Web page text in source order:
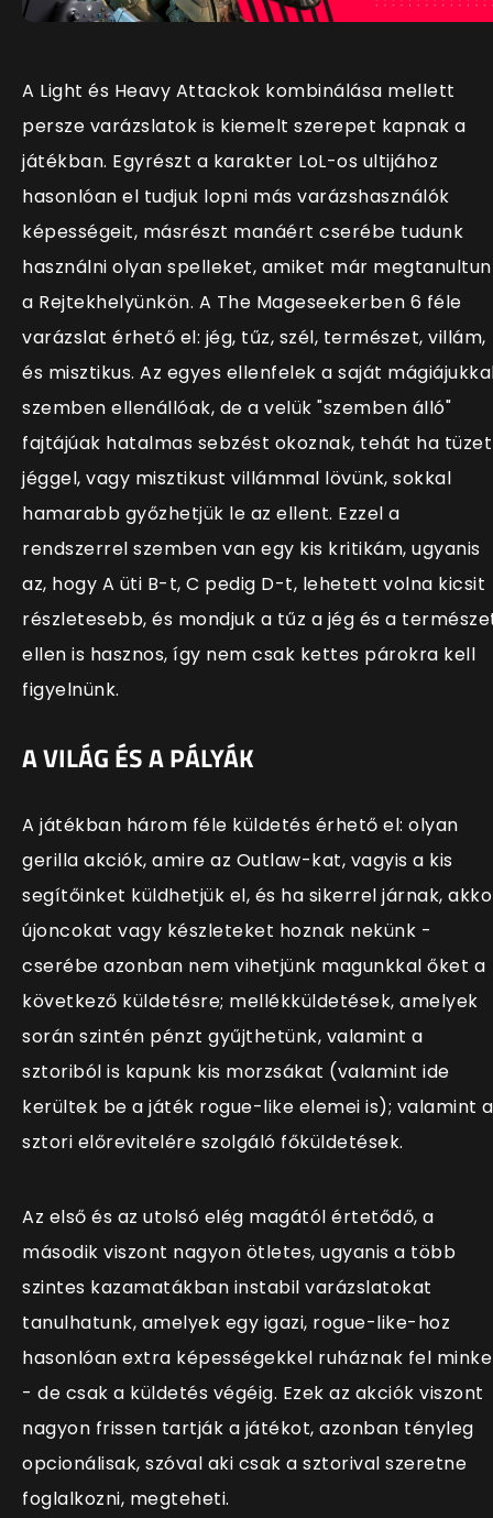
A Light és Heavy Attackok kombinálása mellett
persze varázslatok is kiemelt szerepet kapnak a
játékban. Egyrészt a karakter LoL-os ultijához
hasonlóan el tudjuk lopni más varázshasználók
képességeit, másrészt manáért cserébe tudunk
használni olyan spelleket, amiket már
a Rejtekhelyünkön. A The Mageseekerben 6 féle
varázslat érhető el: jég, tűz, szél, természet, villám,
és misztikus. Az egyes ellenfelek a saját
szemben ellenállóak, de a velük "szemben álló"
fajtájúak hatalmas sebzést okoznak, tehát ha tüzet
jéggel, vagy misztikust villámmal lövünk, sokkal
hamarabb győzhetjük le az ellent. Ezzel a
rendszerrel szemben van egy kis kritikám, ugyanis
az, hogy A üti B-t, C pedig D-t, lehetett volna kicsit
részletesebb, és mondjuk a tűz a jég és a
ellen is hasznos, így nem csak kettes párokra kell
figyelnünk.
A VILÁG ÉS A PÁLYÁK
A játékban három féle küldetés érhető el: olyan
gerilla akciók, amire az Outlaw-kat, vagyis a kis
segítőinket küldhetjük el, és ha sikerrel járnak,
újoncokat vagy készleteket hoznak nekünk -
cserébe azonban nem vihetjünk magunkkal őket a
következő küldetésre; mellékküldetések, amelyek
során szintén pénzt gyűjthetünk, valamint a
sztoriból is kapunk kis morzsákat (valamint ide
kerültek be a játék rogue-like elemei is); valamint a
sztori előrevitelére szolgáló főküldetések.
Az első és az utolsó elég magától értetődő, a
második viszont nagyon ötletes, ugyanis a több
szintes kazamatákban instabil varázslatokat
tanulhatunk, amelyek egy igazi, rogue-like-hoz
hasonlóan extra képességekkel ruháznak fel
- de csak a küldetés végéig. Ezek az akciók viszont
nagyon frissen tartják a játékot, azonban tényleg
opcionálisak, szóval aki csak a sztorival szeretne
foglalkozni, megteheti.